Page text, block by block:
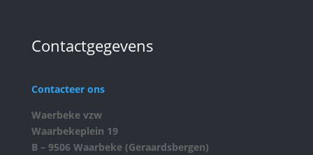
Contactgegevens
Contacteer ons
Waerbeke vzw
Waarbekeplein 19
B – 9506 Waarbeke (Geraardsbergen)